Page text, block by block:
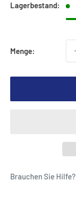
Lagerbestand:
Menge:
Brauchen Sie Hilfe?